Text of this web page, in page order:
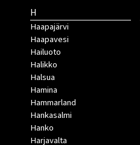
H
Haapajärvi
Haapavesi
Hailuoto
Halikko
Halsua
Hamina
Hammarland
Hankasalmi
Hanko
Harjavalta